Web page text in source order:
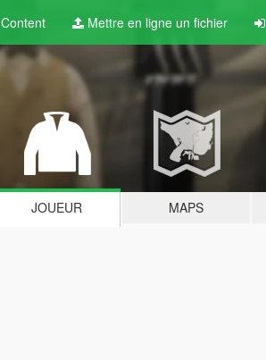
Content Mettre en ligne un fichier
JOUEUR MAPS